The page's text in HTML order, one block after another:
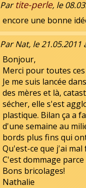
Partite-perle, le
encore une bonne
Par Nat, le 21.05.2011
Bonjour,
Merci pour toutes
Je me suis lancée
des mères et là,
sécher, elle s'est
plastique. Bilan ça a
d'une semaine au
bords plus fins qui
Qu'est-ce que j'ai mal
C'est dommage
Bons bricolages!
Nathalie